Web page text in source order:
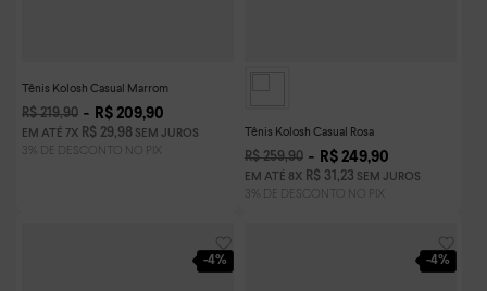
Tênis Kolosh Casual Marrom
R$ 219,90 R$ 209,90
EM ATÉ 7X R$ 29,98 SEM JUROS Tênis Kolosh Casual Rosa
R$ 259,90 R$ 249,90
EM ATÉ 8 X R$ 31 ,23 SEM JUROS
-4% -4%